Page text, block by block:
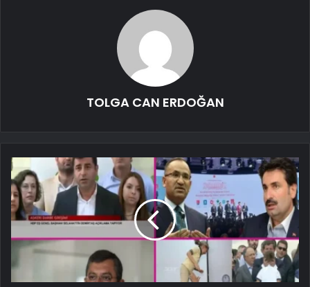
TOLGA CAN ERDOĞAN